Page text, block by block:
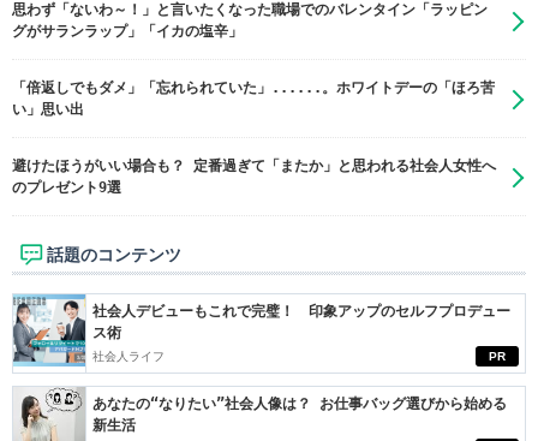
思わず「ないわ～！」と言いたくなった職場でのバレンタイン「ラッピン
グがサランラップ」「イカの塩辛」
「倍返しでもダメ」「忘れられていた」......。ホワイトデーの「ほろ苦
い」思い出
避けたほうがいい場合も？ 定番過ぎて「またか」と思われる社会人女性へ
のプレゼント9選
話題のコンテンツ
PR
社会人デビューもこれで完璧！ 印象アップのセルフプロデュー
ス術
社会人ライフ
あなたの“なりたい”社会人像は？ お仕事バッグ選びから始める
新生活